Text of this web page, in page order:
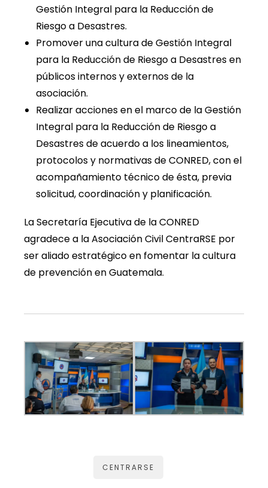
Gestión Integral para la Reducción de
Riesgo a Desastres.
Promover una cultura de Gestión Integral
para la Reducción de Riesgo a Desastres en
públicos internos y externos de la
asociación.
Realizar acciones en el marco de la Gestión
Integral para la Reducción de Riesgo a
Desastres de acuerdo a los lineamientos,
protocolos y normativas de CONRED, con el
acompañamiento técnico de ésta, previa
solicitud, coordinación y planificación.
La Secretaría Ejecutiva de la CONRED
agradece a la Asociación Civil CentraRSE por
ser aliado estratégico en fomentar la cultura
de prevención en Guatemala.
CENTRARSE